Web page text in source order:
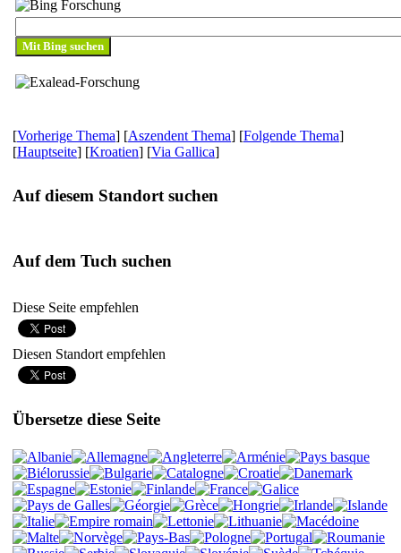
[Vorherige Thema] [Aszendent Thema] [Folgende Thema]
[Hauptseite] [Kroatien] [Via Gallica]
Auf diesem Standort suchen
Auf dem Tuch suchen
Diese Seite empfehlen
Diesen Standort empfehlen
Übersetze diese Seite